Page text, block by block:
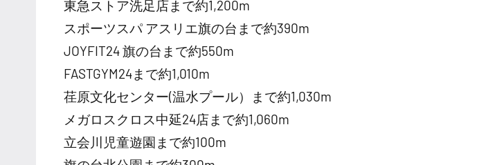
東急ストア洗足店まで約1,200m
スポーツスパ アスリエ旗の台まで約390m
JOYFIT24 旗の台まで約550m
FASTGYM24まで約1,010m
荏原文化センター(温水プール）まで約1,030m
メガロスクロス中延24店まで約1,060m
立会川児童遊園まで約100m